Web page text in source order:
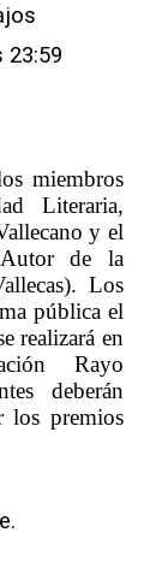
23:59
miembros
Literaria,
y el
de la
Los
pública el
realizará en
Rayo
deberán
los premios